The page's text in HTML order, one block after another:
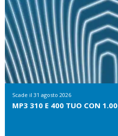
Scade il 31 agosto 2026
MP3 310 E 400 TUO CON